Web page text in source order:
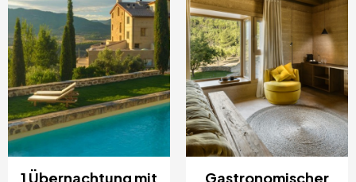
1 Übernachtung mit
Gastronomischer